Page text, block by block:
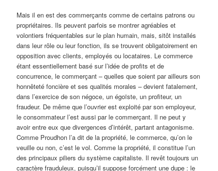
Mais il en est des commerçants comme de certains patrons ou
propriétaires. Ils peuvent parfois se montrer agréables et
volontiers fréquentables sur le plan humain, mais, sitôt installés
dans leur rôle ou leur fonction, ils se trouvent obligatoirement en
opposition avec clients, employés ou locataires. Le commerce
étant essentiellement basé sur l’idée de profits et de
concurrence, le commerçant – quelles que soient par ailleurs son
honnêteté foncière et ses qualités morales – devient fatalement,
dans l’exercice de son négoce, un égoïste, un profiteur, un
fraudeur. De même que l’ouvrier est exploité par son employeur,
le consommateur l’est aussi par le commerçant. Il ne peut y
avoir entre eux que divergences d’intérêt, partant antagonisme.
Comme Proudhon l’a dit de la propriété, le commerce, qu’on le
veuille ou non, c’est le vol. Comme la propriété, il constitue l’un
des principaux piliers du système capitaliste. Il revêt toujours un
caractère frauduleux, puisqu’il suppose forcément une dupe : le